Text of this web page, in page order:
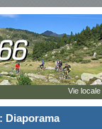
Diaporama
Vie